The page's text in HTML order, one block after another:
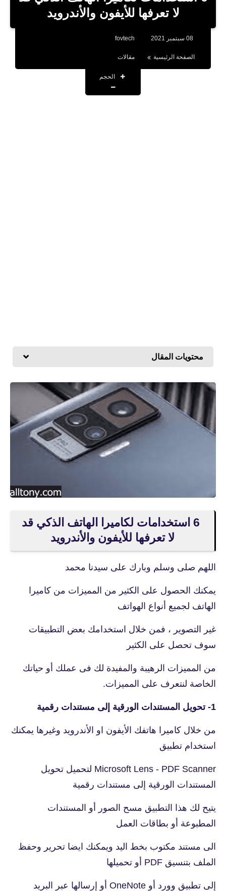
بلوجر
برامج كمبيوتر
لا تعرفها للأيفون والأندرويد
08 سبتمبر 2021 fovtech
الصفحة الرئيسية مقالات
الحجم
محتويات المقال
6 استخدامات لكاميرا الهاتف الذكي قد
لا تعرفها للأيفون والأندرويد
اللهم صلى وسلم وبارك على سيدنا محمد
يمكنك الحصول على الكثير من المميزات من كاميرا
الهاتف لجميع أنواع الهواتف
غير التصوير ، فمن خلال استخدامك بعض التطبيقات
سوف تحصل على الكثير
من المميزات الرهيبة والمفيدة لك فى عملك أو حياتك
الخاصة لنتعرف على المميزات.
1- تحويل المستندات الورقية إلى مستندات رقمية
من خلال كاميرا هاتفك الأيفون او الأندرويد وغيرها يمكنك
استخدام تطبيق
Microsoft Lens - PDF Scanner‏ لتحميل تحويل
المستندات الورقية إلى مستندات رقمية
يتيح لك هذا التطبيق مسح الصور أو المستندات
المطبوعة أو بطاقات العمل
الى مستند مكتوب بخط اليد ويمكنك ايضا تحرير وحفظ
الملف بتنسيق PDF أو تحميلها
إلى تطبيق وورد أو OneNote أو إرسالها عبر البريد